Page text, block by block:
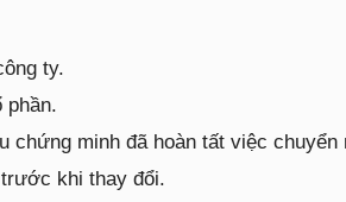
ty.
phần.
chứng minh đã hoàn tất việc chuyển
khi thay đổi.